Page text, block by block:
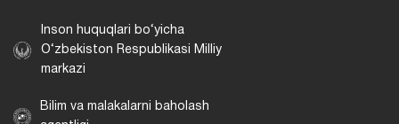
Inson huquqlari bo‘yicha
O‘zbekiston Respublikasi Milliy
markazi
Bilim va malakalarni baholash